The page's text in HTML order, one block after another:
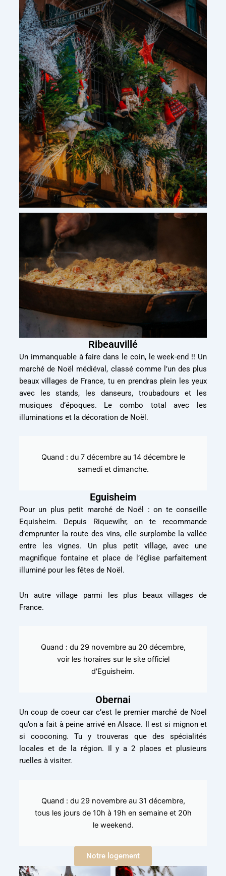
Ribeauvillé
Un immanquable à faire dans le coin, le week-end !! Un
marché de Noël médiéval, classé comme l’un des plus
beaux villages de France, tu en prendras plein les yeux
avec les stands, les danseurs, troubadours et les
musiques d’époques. Le combo total avec les
illuminations et la décoration de Noël.
Quand : du 7 décembre au 14 décembre le
samedi et dimanche.
Eguisheim
Pour un plus petit marché de Noël : on te conseille
Equisheim. Depuis Riquewihr, on te recommande
d’emprunter la route des vins, elle surplombe la vallée
entre les vignes. Un plus petit village, avec une
magnifique fontaine et place de l’église parfaitement
illuminé pour les fêtes de Noël.
Un autre village parmi les plus beaux villages de
France.
Quand : du 29 novembre au 20 décembre,
voir les horaires sur le site officiel
d'Eguisheim.
Obernai
Un coup de coeur car c’est le premier marché de Noel
qu’on a fait à peine arrivé en Alsace. Il est si mignon et
si cooconing. Tu y trouveras que des spécialités
locales et de la région. Il y a 2 places et plusieurs
ruelles à visiter.
Quand : du 29 novembre au 31 décembre,
tous les jours de 10h à 19h en semaine et 20h
le weekend.
Notre logement